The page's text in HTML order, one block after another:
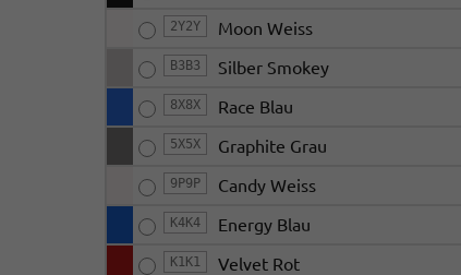
2Y2Y Moon Weiss
B3B3 Silber Smokey
8X8X Race Blau
5X5X Graphite Grau
9P9P Candy Weiss
K4K4 Energy Blau
K1K1 Velvet Rot